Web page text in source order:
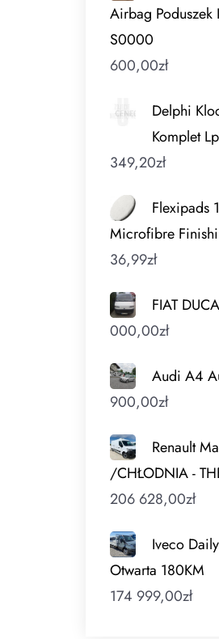
Airbag
S0000
600,00zł
Delphi
Komplet
349,20zł
Flexipads
Microfibre
36,99zł
FIAT
000,00zł
Audi A4
900,00zł
Renault
/CHŁODNIA -
206 628,00zł
Iveco
Otwarta 180KM
174 999,00zł